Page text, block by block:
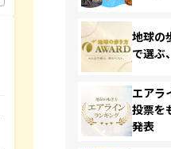
地球の
で選ぶ
エアラ
投票を
発表